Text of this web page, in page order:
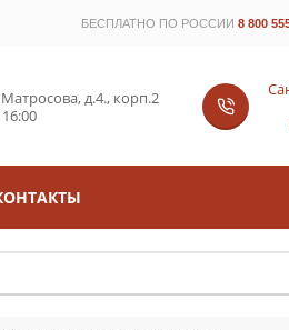
БЕСПЛАТНО ПО РОССИИ 8 800
д.4., корп.2